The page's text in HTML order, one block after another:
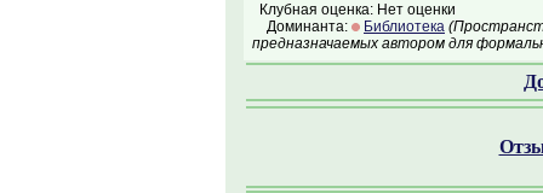
Клубная оценка: Нет оценки
Доминанта:
Библиотека
предназначаемых автором для